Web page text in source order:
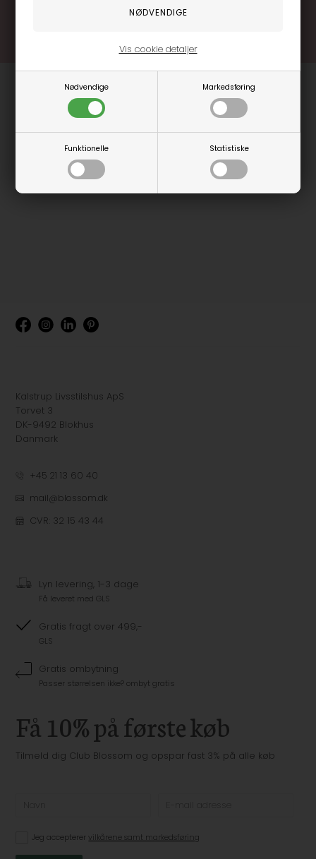
Nødvendige Markedsføring
Funktionelle Statistiske
Vis cookie detaljer
Læs mere og bliv medlem
Kalstrup Livsstilshus ApS
Torvet 3
DK-9492 Blokhus
Danmark
+45 21 13 60 40
mail@blossom.dk
CVR: 32 15 43 44
Lyn levering, 1-3 dage
Få leveret med GLS
Gratis fragt over 499,-
GLS
Gratis ombytning
Passer størrelsen ikke? ombyt gratis
Få 10% på første køb
Tilmeld dig Club Blossom og opspar fast 3% på alle køb
Jeg accepterervilkårene samt markedsføring